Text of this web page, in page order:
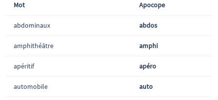
Mot Apocope
abdominaux abdos
amphithéâtre amphi
apéritif apéro
automobile auto